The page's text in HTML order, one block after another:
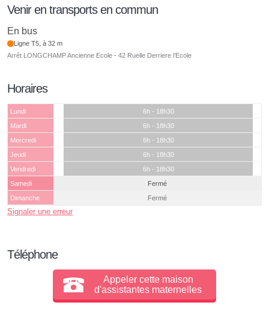
Venir en transports en commun
En bus
Ligne T5, à 32 m
Arrêt LONGCHAMP Ancienne Ecole - 42 Ruelle Derriere l’Ecole
Horaires
Lundi
6h - 18h30
Mardi
6h - 18h30
Mercredi
6h - 18h30
Jeudi
6h - 18h30
Vendredi
6h - 18h30
Samedi
Fermé
Dimanche
Fermé
Signaler une erreur
Téléphone
Appeler cette maison
d'assistantes maternelles